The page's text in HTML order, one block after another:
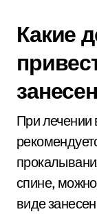
Какие
При лечении
спине,
виде